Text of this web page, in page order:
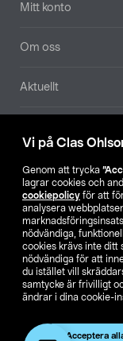
Vi på Clas
Genom att trycka
lagrar cookies och
cookiepolicy för att
analysera
nödvändiga,
cookies krävs inte ditt
nödvändiga för att
du istället vill
samtycke är frivilligt
ändrar i dina cookie-
Acceptera
Mitt konto
Om oss
Aktuellt